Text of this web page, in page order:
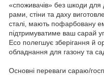
«споживачів» без шкоди для
рами, стіни та даху
сталі, мають пофарбовану
підтримуватиме ваш сарай
Eco полегшує зберігання й
обладнання для газону та
Основні переваги сараю/